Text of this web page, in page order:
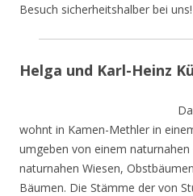
Besuch sicherheitshalber bei uns!
Helga und Karl-Heinz
wohnt in Kamen-Methler in
umgeben von einem
naturnahen Wiesen,
Bäumen. Die Stämme der von